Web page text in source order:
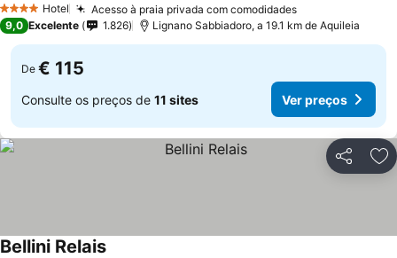
4 EstrelasHotel Acesso à praia privada com comodidades
9,0 Excelente 1.826 Lignano Sabbiadoro, a 19.1 km de Aquileia
De € 115
Consulte os preços de 11 sites Ver preços
Partilhar
Bellini Relais